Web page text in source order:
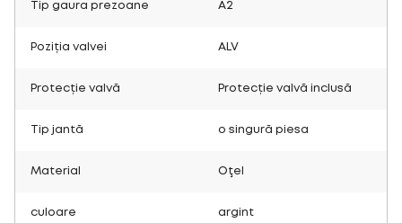
Tip gaura prezoane A2
Poziția valvei ALV
Protecție valvă Protecție valvă inclusă
Tip jantă o singură piesa
Material Oţel
culoare argint